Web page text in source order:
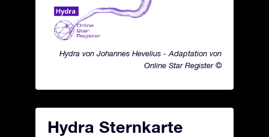
Hydra von Johannes Hevelius - Adaptation von
Online Star Register ©
Hydra Sternkarte